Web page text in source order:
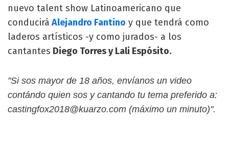
nuevo talent show Latinoamericano que
conducirá Alejandro Fantino y que tendrá como
laderos artísticos -y como jurados- a los
cantantes Diego Torres y Lali Espósito.
"Si sos mayor de 18 años, envíanos un video
contándo quien sos y cantando tu tema preferido a:
castingfox2018@kuarzo.com (máximo un minuto)".